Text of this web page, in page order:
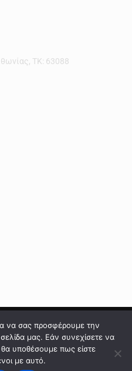
ΤΚ: 63088
να σας προσφέρουμε την
μας. Εάν συνεχίσετε να
θα υποθέσουμε πως είστε
με αυτό.